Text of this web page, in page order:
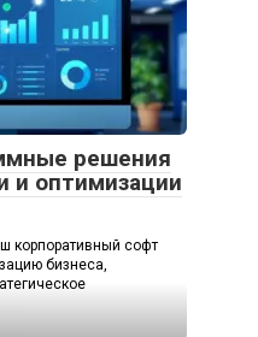
решения
и оптимизации
корпоративный софт
бизнеса,